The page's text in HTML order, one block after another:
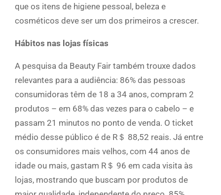
que os itens de higiene pessoal, beleza e
cosméticos deve ser um dos primeiros a crescer.
Hábitos nas lojas físicas
A pesquisa da Beauty Fair também trouxe dados
relevantes para a audiência: 86% das pessoas
consumidoras têm de 18 a 34 anos, compram 2
produtos – em 68% das vezes para o cabelo – e
passam 21 minutos no ponto de venda. O ticket
médio desse público é de R＄ 88,52 reais. Já entre
os consumidores mais velhos, com 44 anos de
idade ou mais, gastam R＄ 96 em cada visita às
lojas, mostrando que buscam por produtos de